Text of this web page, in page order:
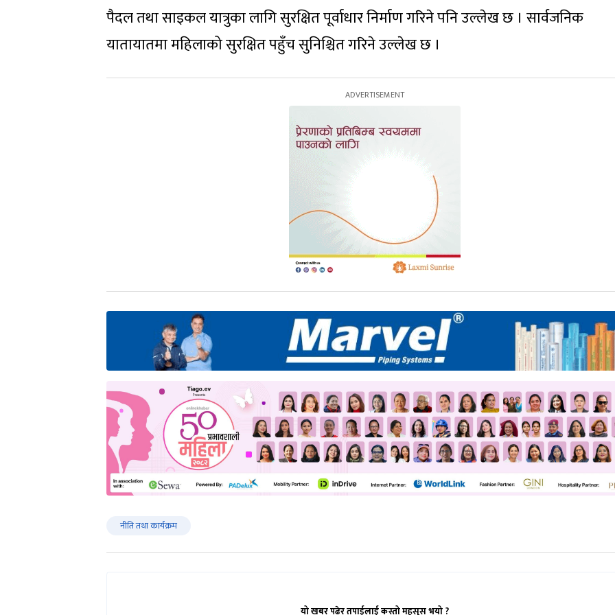
पैदल तथा साइकल यात्रुका लागि सुरक्षित पूर्वाधार निर्माण गरिने पनि उल्लेख छ । सार्वजनिक
यातायातमा महिलाको सुरक्षित पहुँच सुनिश्चित गरिने उल्लेख छ ।
नीति तथा कार्यक्रम
यो खबर पढेर तपाईलाई कस्तो महसुस भयो ?